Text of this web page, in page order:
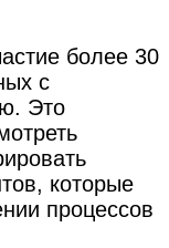
более 30
с
Это
которые
процессов